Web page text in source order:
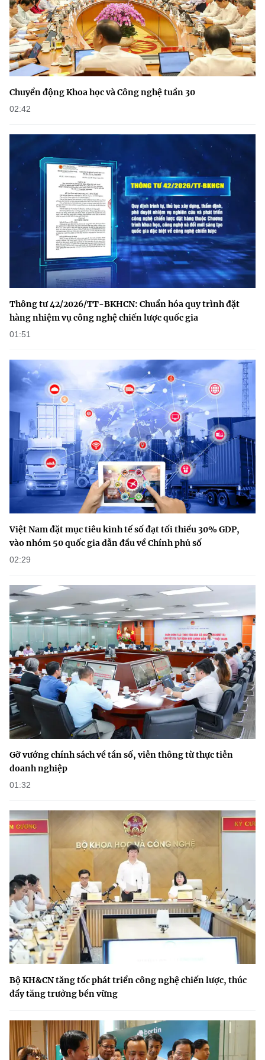
(Ghi rõ nguồn "https://mst.gov.vn" khi phát hành lại thông tin từ
website này)
Chuyển động Khoa học và Công nghệ tuần 30
02:42
Thông tư 42/2026/TT-BKHCN: Chuẩn hóa quy trình đặt
hàng nhiệm vụ công nghệ chiến lược quốc gia
01:51
Việt Nam đặt mục tiêu kinh tế số đạt tối thiểu 30% GDP,
vào nhóm 50 quốc gia dẫn đầu về Chính phủ số
02:29
Gỡ vướng chính sách về tần số, viễn thông từ thực tiễn
doanh nghiệp
01:32
Bộ KH&CN tăng tốc phát triển công nghệ chiến lược, thúc
đẩy tăng trưởng bền vững